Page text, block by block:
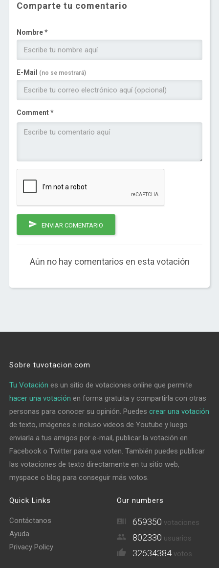
Comparte tu comentario
Nombre *
E-Mail (no se mostrará)
Comment *
ENVIAR COMENTARIO
Aún no hay comentarios en esta votación
Sobre tuvotacion.com
Tu Votación es un sitio de votaciones online que permite
hacer una votación en forma gratuita y compartirla con otras
personas para conocer su opinión. Puedescrear una votación
de texto, imágenes e incluso videos de Youtube y luego
enviarla a tus amigos por e-mail, publicar la votación en
Facebook o Twitter para que voten. También puedes publicar
las votaciones de texto directamente en tu sitio web,
myspace o blog para conseguir más votos.
Quick Links
Contáctanos
Ayuda
Privacy Policy
Our numbers
659350 votaciones
802330 usuarios
32634384 votos